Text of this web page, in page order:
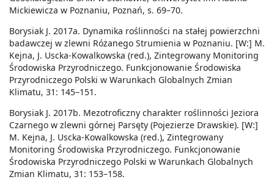
Mickiewicza w Poznaniu, Poznań, s. 69–70.
Borysiak J. 2017a. Dynamika roślinności na stałej powierzchni
badawczej w zlewni Różanego Strumienia w Poznaniu. [W:] M.
Kejna, J. Uscka-Kowalkowska (red.), Zintegrowany Monitoring
Środowiska Przyrodniczego. Funkcjonowanie Środowiska
Przyrodniczego Polski w Warunkach Globalnych Zmian
Klimatu, 31: 145–151.
Borysiak J. 2017b. Mezotroficzny charakter roślinności Jeziora
Czarnego w zlewni górnej Parsęty (Pojezierze Drawskie). [W:]
M. Kejna, J. Uscka-Kowalkowska (red.), Zintegrowany
Monitoring Środowiska Przyrodniczego. Funkcjonowanie
Środowiska Przyrodniczego Polski w Warunkach Globalnych
Zmian Klimatu, 31: 153–158.